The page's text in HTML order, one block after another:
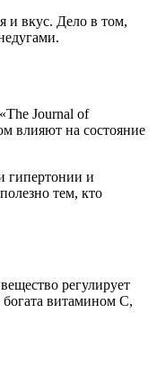
и вкус. Дело в том,
Journal of
влияют на состояние
гипертонии и
тем, кто
регулирует
витамином С,